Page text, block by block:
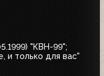
"КВН-99";
и только для вас"